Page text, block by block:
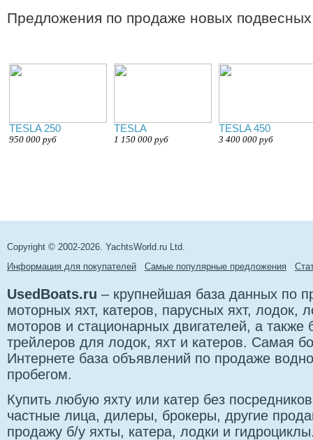
Предложения по продаже новых
TESLA 250
950 000 руб
TESLA
1 150 000 руб
TESLA 450
3 400 000 руб
Copyright © 2002-2026. YachtsWorld.ru Ltd.
Информация для покупателей
Самые популярные предложения
UsedBoats.ru – крупнейшая база данных по
моторных яхт, катеров, парусных яхт, лодок,
моторов и стационарных двигателей, а также
трейлеров для лодок, яхт и катеров. Самая
Интернете база объявлений по продаже
пробегом.
Купить любую яхту или катер без
частные лица, дилеры, брокеры, другие
продажу б/у яхты, катера, лодки и